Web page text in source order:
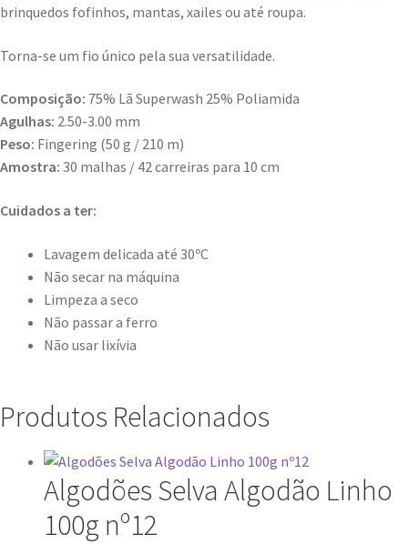
brinquedos fofinhos, mantas, xailes ou até roupa.
Torna-se um fio único pela sua versatilidade.
Composição: 75% Lã Superwash 25% Poliamida
Agulhas: 2.50-3.00 mm
Peso: Fingering (50 g / 210 m)
Amostra: 30 malhas / 42 carreiras para 10 cm
Cuidados a ter:
Lavagem delicada até 30ºC
Não secar na máquina
Limpeza a seco
Não passar a ferro
Não usar lixívia
Produtos Relacionados
Algodões Selva Algodão Linho
100g nº12